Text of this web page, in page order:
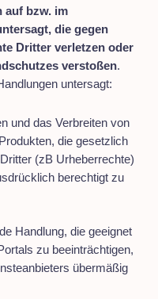
auf bzw. im
die gegen
Dritter verletzen oder
verstoßen.
untersagt:
und das Verbreiten von
die gesetzlich
(zB Urheberrechte)
berechtigt zu
Handlung, die geeignet
zu beeinträchtigen,
übermäßig